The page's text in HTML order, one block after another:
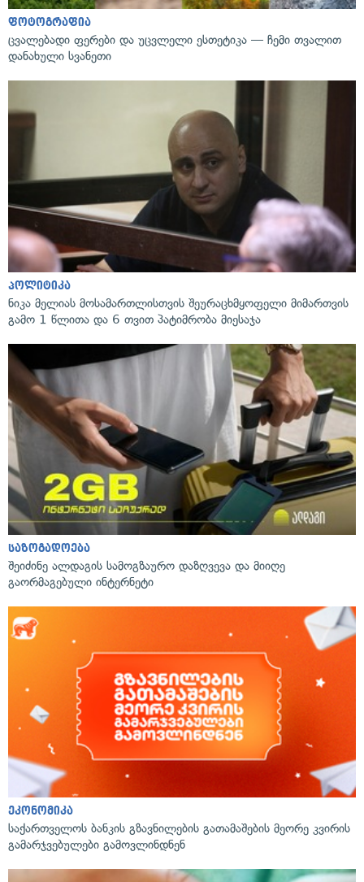
ფოტოგრაფია
ცვალებადი ფერები და უცვლელი ესთეტიკა — ჩემი თვალით
დანახული სვანეთი
პოლიტიკა
ნიკა მელიას მოსამართლისთვის შეურაცხმყოფელი მიმართვის
გამო 1 წლითა და 6 თვით პატიმრობა მიესაჯა
საზოგადოება
შეიძინე ალდაგის სამოგზაურო დაზღვევა და მიიღე
გაორმაგებული ინტერნეტი
ეკონომიკა
საქართველოს ბანკის გზავნილების გათამაშების მეორე კვირის
გამარჯვებულები გამოვლინდნენ